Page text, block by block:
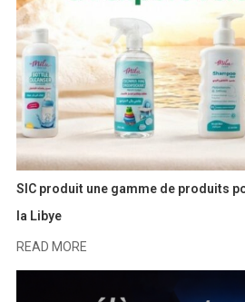
SIC produit une gamme de produits
la Libye
READ MORE